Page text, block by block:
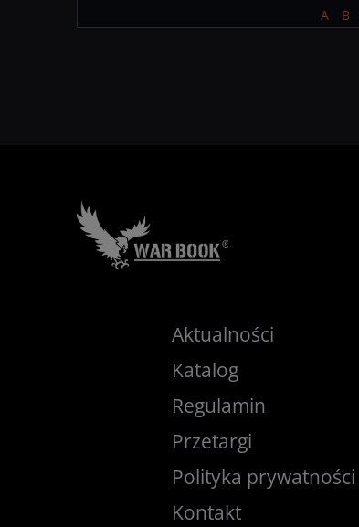
A
B
Aktualności
Katalog
Regulamin
Przetargi
Polityka prywatności
Kontakt